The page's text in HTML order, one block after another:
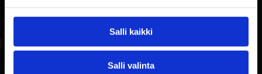
Salli kaikki
Salli valinta